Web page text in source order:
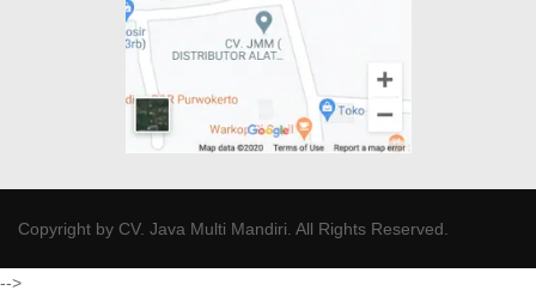
Copyright by CV. Java Multi Mandiri . All Rights Reserved.
-->